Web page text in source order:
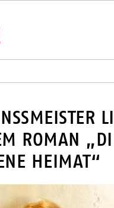
UND VERLAGE IM
ROMAN „DIE
HEIMAT“